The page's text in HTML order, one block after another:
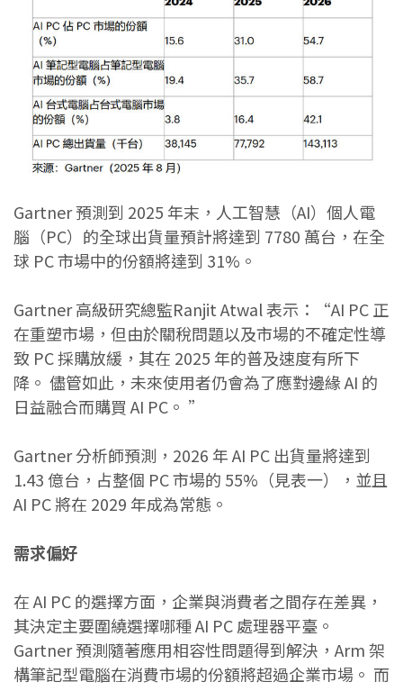
Gartner 預測到 2025 年末，人工智慧（AI）個人電
腦（PC）的全球出貨量預計將達到 7780 萬台，在全
球 PC 市場中的份額將達到 31%。
Gartner 高級研究總監Ranjit Atwal 表示：“AI PC 正
在重塑市場，但由於關稅問題以及市場的不確定性導
致 PC 採購放緩，其在 2025 年的普及速度有所下
降。 儘管如此，未來使用者仍會為了應對邊緣 AI 的
日益融合而購買 AI PC。 ”
Gartner 分析師預測，2026 年 AI PC 出貨量將達到
1.43 億台，占整個 PC 市場的 55%（見表一），並且
AI PC 將在 2029 年成為常態。
需求偏好
在 AI PC 的選擇方面，企業與消費者之間存在差異，
其決定主要圍繞選擇哪種 AI PC 處理器平臺。
Gartner 預測隨著應用相容性問題得到解決，Arm 架
構筆記型電腦在消費市場的份額將超過企業市場。 而